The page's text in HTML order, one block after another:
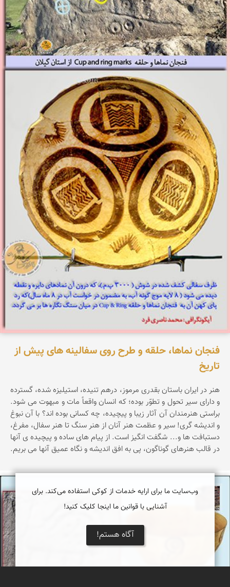
فنجان نماها، حلقه و طرح روی سفالینه های پیش از
تاریخ
هنر در ایران باستان بقدری مرموز، درهم تنیده، استیلیزه شده، گسترده
و دارای سیر تحول و تطوّر بوده؛ که انسان واقعاً مات و مبهوت می شود.
براستی هنرمندان آن آثار زیبا و پیچیده، چه کسانی بوده اند؟ با آن نبوغ
و اندیشه گری! سیر و عظمت هنر آنان از هنر سنگ تا هنر سفال، مفرغ،
دستبافت ها و... شگفت انگیز است. از پیام های ساده و پیچیده ی آنها
در قالب هنرهای گوناگون، پی به افق اندیشه و نگاه عمیق آنها می بریم.
محمد ناصری فرد
وب‌سایت ما برای ارایه خدمات از کوکی استفاده می‌کند. برای
آشنایی با قوانین ما اینجا کلیک کنید!
آگاه هستم!